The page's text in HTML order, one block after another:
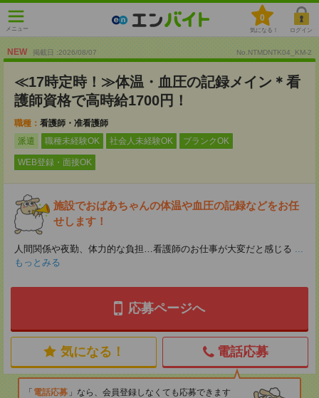
メニュー
0
気になる！ ログイン
NEW 掲載日 :2026/08/07 No.NTMDNTK04_KM-2
≪17時定時！≫体温・血圧の記録メイン＊看
護師資格で高時給1700円！
職種： 看護師・准看護師
派遣
職種未経験OK 社会人未経験OK ブランクOK
WEB登録・面接OK
施設でおばあちゃんの体温や血圧の記録などをお任
せします！
人間関係や夜勤、体力的な負担…看護師のお仕事が大変だと感じる ...
もっとみる
応募ページへ
気になる！ 電話応募
電話応募
なら、会員登録しなくても応募できます